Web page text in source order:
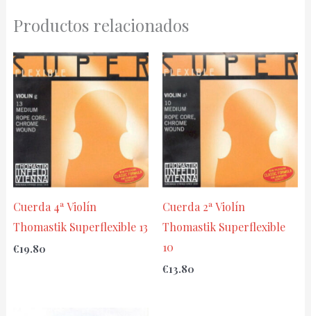
Productos relacionados
Cuerda 4ª Violín
Thomastik Superflexible 13
€19.80
Cuerda 2ª Violín
Thomastik Superflexible
10
€13.80